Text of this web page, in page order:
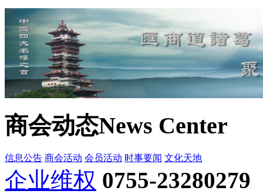
商会动态News Center
信息公告 商会活动 会员活动 时事要闻 文化天地
企业维权 0755-23280279